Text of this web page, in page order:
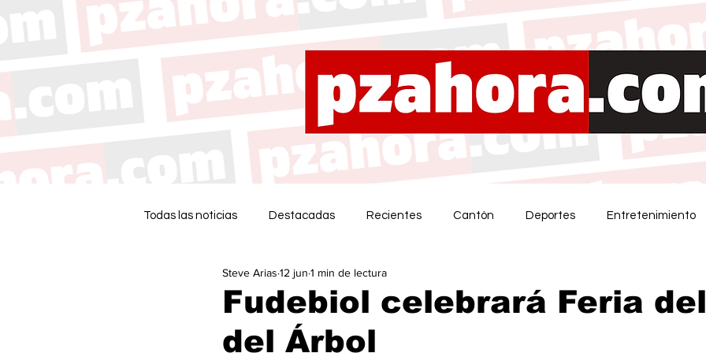
Todas las noticias Destacadas Recientes Cantón Deportes Entretenimiento
Fudebiol celebrará Feria
del Árbol
Steve Arias 12 jun 1 min de lectura